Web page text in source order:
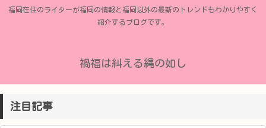
福岡在住のライターが福岡の情報と福岡以外の最新のトレンドもわかりやすく
紹介するブログです。
禍福は糾える縄の如し
注目記事